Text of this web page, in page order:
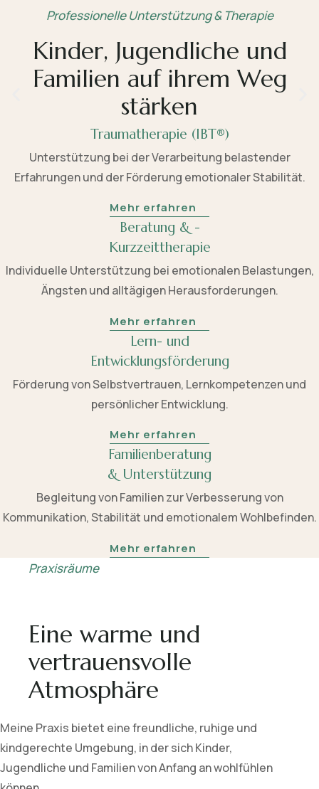
Professionelle Unterstützung & Therapie
Kinder, Jugendliche und
Familien auf ihrem Weg
stärken
Traumatherapie (IBT®)
Unterstützung bei der Verarbeitung belastender
Erfahrungen und der Förderung emotionaler Stabilität.
Mehr erfahren
Beratung & -
Kurzzeittherapie
Individuelle Unterstützung bei emotionalen Belastungen,
Ängsten und alltägigen Herausforderungen.
Mehr erfahren
Lern- und
Entwicklungsförderung
Förderung von Selbstvertrauen, Lernkompetenzen und
persönlicher Entwicklung.
Mehr erfahren
Familienberatung
& Unterstützung
Begleitung von Familien zur Verbesserung von
Kommunikation, Stabilität und emotionalem Wohlbefinden.
Mehr erfahren
Praxisräume
Eine warme und
vertrauensvolle
Atmosphäre
Meine Praxis bietet eine freundliche, ruhige und
kindgerechte Umgebung, in der sich Kinder,
Jugendliche und Familien von Anfang an wohlfühlen